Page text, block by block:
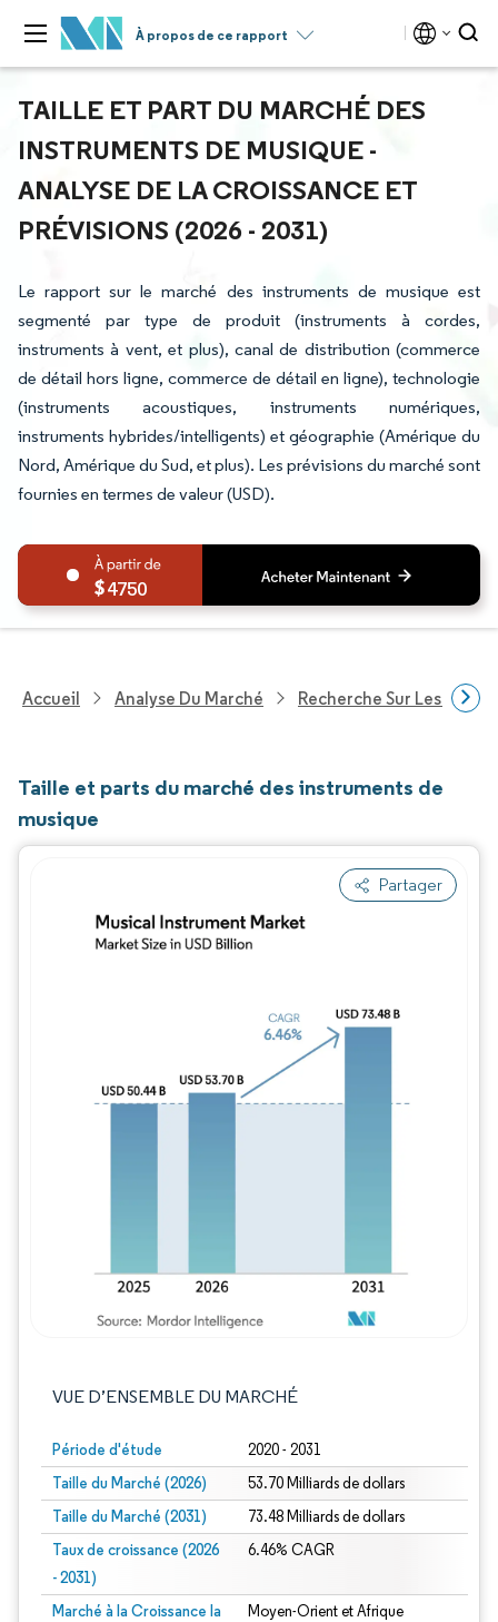
À propos de ce rapport
TAILLE ET PART DU MARCHÉ DES
INSTRUMENTS DE MUSIQUE -
ANALYSE DE LA CROISSANCE ET
PRÉVISIONS (2026 - 2031)
Le rapport sur le marché des instruments de musique est
segmenté par type de produit (instruments à cordes,
instruments à vent, et plus), canal de distribution (commerce
de détail hors ligne, commerce de détail en ligne), technologie
(instruments acoustiques, instruments numériques,
instruments hybrides/intelligents) et géographie (Amérique du
Nord, Amérique du Sud, et plus). Les prévisions du marché sont
fournies en termes de valeur (USD).
4750
Accueil Analyse Du Marché Recherche Sur Les
Taille et parts du marché des instruments de
musique
Partager
VUE D’ENSEMBLE DU MARCHÉ
Période d'étude 2020 - 2031
Taille du Marché (2026) 53.70 Milliards de dollars
Taille du Marché (2031) 73.48 Milliards de dollars
Taux de croissance (2026
- 2031)
6.46% CAGR
Marché à la Croissance la
Moyen-Orient et Afrique